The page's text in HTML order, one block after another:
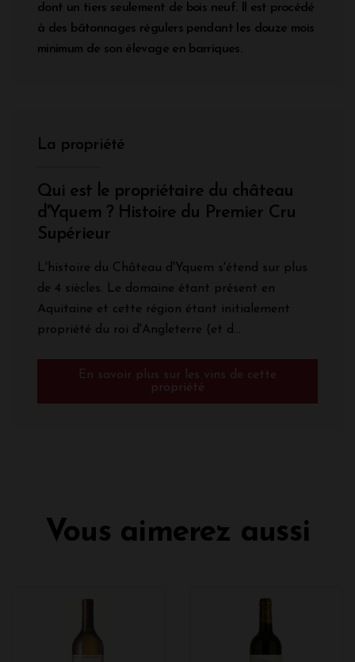
dont un tiers seulement de bois neuf. Il est procédé
à des bâtonnages régulers pendant les douze mois
minimum de son élevage en barriques.
La propriété
Qui est le propriétaire du château
d'Yquem ? Histoire du Premier Cru
Supérieur
L'histoire du Château d'Yquem s'étend sur plus
de 4 siècles. Le domaine étant présent en
Aquitaine et cette région étant initialement
propriété du roi d'Angleterre (et d...
En savoir plus sur les vins de cette
propriété
Vous aimerez aussi